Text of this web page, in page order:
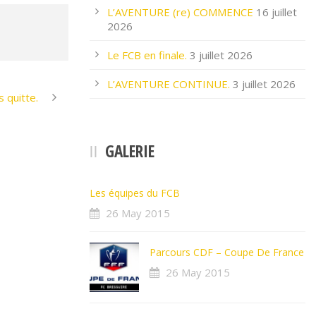
quitte.
L’AVENTURE (re) COMMENCE 16 juillet
2026
Le FCB en finale. 3 juillet 2026
L’AVENTURE CONTINUE. 3 juillet 2026
GALERIE
Les équipes du FCB
26 May 2015
Parcours CDF – Coupe De France
26 May 2015